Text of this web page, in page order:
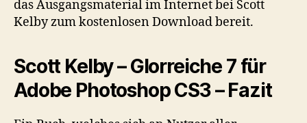
das Ausgangsmaterial im Internet bei Scott
Kelby zum kostenlosen Download bereit.
Scott Kelby – Glorreiche 7 für
Adobe Photoshop CS3– Fazit